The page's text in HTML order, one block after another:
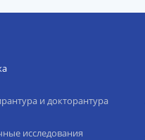
и докторантура
исследования